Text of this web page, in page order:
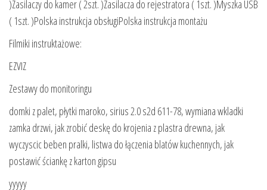
)Zasilaczy do kamer ( 2szt. )Zasilacza do rejestratora ( 1szt. )Myszka USB
( 1szt. )Polska instrukcja obsługiPolska instrukcja montażu
Filmiki instruktażowe:
EZVIZ
Zestawy do monitoringu
domki z palet, płytki maroko, sirius 2.0 s2d 611-78, wymiana wkladki
zamka drzwi, jak zrobić deskę do krojenia z plastra drewna, jak
wyczyscic beben pralki, listwa do łączenia blatów kuchennych, jak
postawić ściankę z karton gipsu
yyyyy